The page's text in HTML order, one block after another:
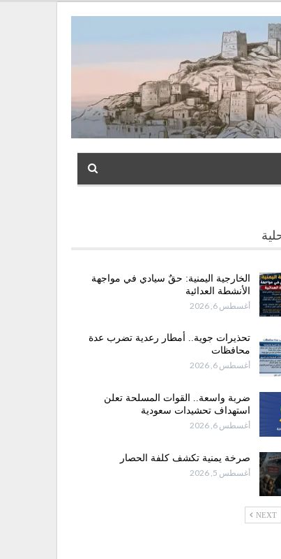
الخارجية اليمنية: حقٌ سيادي في مواجهة
الأنشطة العدائية
أغسطس 6, 2026
تحذيرات جوية.. أمطار رعدية تضرب عدة
محافظات
أغسطس 6, 2026
ضربة واسعة.. القوات المسلحة تعلن
استهداف تحشيدات سعودية
أغسطس 6, 2026
صرخة يمنية تكشف كلفة الحصار
أغسطس 5, 2026
NEXT